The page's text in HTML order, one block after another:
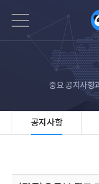
중요 공지사항
공지사항